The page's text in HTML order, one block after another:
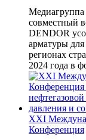
Медиагруппа
совместный
DENDOR
арматуры
регионах
2024 года в
XXI
Конференция